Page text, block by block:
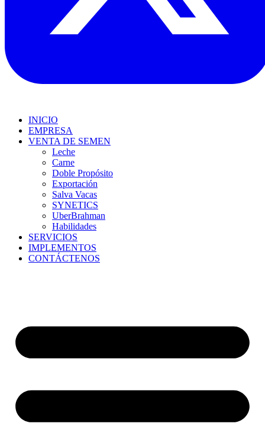
INICIO
EMPRESA
VENTA DE SEMEN
Leche
Carne
Doble Propósito
Exportación
Salva Vacas
SYNETICS
UberBrahman
Habilidades
SERVICIOS
IMPLEMENTOS
CONTÁCTENOS